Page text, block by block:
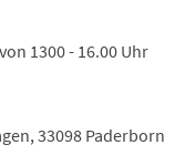
1300 - 16.00 Uhr
33098 Paderborn